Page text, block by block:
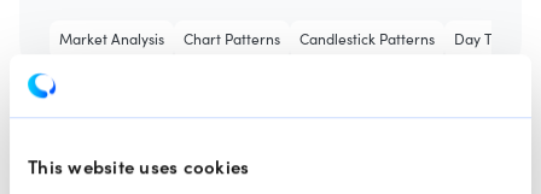
This website uses cookies
Market Analysis Chart Patterns Candlestick Patterns Day Trading